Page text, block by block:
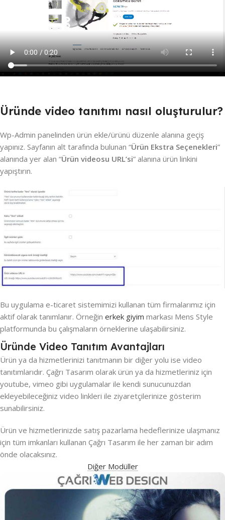
Üründe video tanıtımı nasıl oluşturulur?
Wp-Admin panelinden ürün ekle/ürünü düzenle alanına geçiş
yapınız. Sayfanın alt tarafında bulunan “Ürün Ekstra Seçenekleri”
alanında yer alan “Ürün videosu URL’si” alanına ürün linkini
yapıştırın.
Bu uygulama e-ticaret sistemimizi kullanan tüm firmalarımız için
aktif olarak tanımlanır. Örneğin erkek giyim markası Mens Style
platformunda bu çalışmaların örneklerine ulaşabilirsiniz.
Üründe Video Tanıtım Avantajları
Ürün ya da hizmetlerinizi tanıtmanın bir diğer yolu ise video
tanıtımlarıdır. Çağrı Tasarım olarak ürün ya da hizmetleriniz için
youtube, vimeo gibi uygulamalar ile kendi sunucunuzdan
ekleyebileceğiniz video linkleri ile ziyaretçilerinize gösterim
sunabilirsiniz.
Ürün ve hizmetlerinizde satış pazarlama hedeflerinize ulaşmanız
için tüm imkanları kullanan Çağrı Tasarım ile her zaman bir adım
önde olacaksınız.
Diğer Modüller